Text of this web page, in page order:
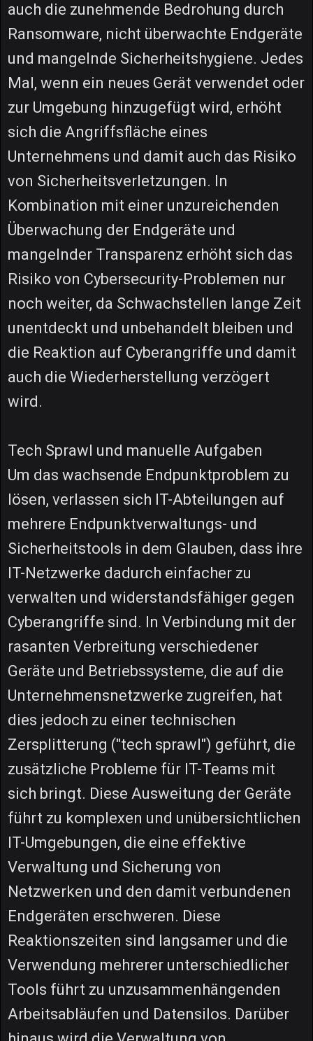
auch die zunehmende Bedrohung durch
Ransomware, nicht überwachte Endgeräte
und mangelnde Sicherheitshygiene. Jedes
Mal, wenn ein neues Gerät verwendet oder
zur Umgebung hinzugefügt wird, erhöht
sich die Angriffsfläche eines
Unternehmens und damit auch das Risiko
von Sicherheitsverletzungen. In
Kombination mit einer unzureichenden
Überwachung der Endgeräte und
mangelnder Transparenz erhöht sich das
Risiko von Cybersecurity-Problemen nur
noch weiter, da Schwachstellen lange Zeit
unentdeckt und unbehandelt bleiben und
die Reaktion auf Cyberangriffe und damit
auch die Wiederherstellung verzögert
wird.
Tech Sprawl und manuelle Aufgaben
Um das wachsende Endpunktproblem zu
lösen, verlassen sich IT-Abteilungen auf
mehrere Endpunktverwaltungs- und
Sicherheitstools in dem Glauben, dass ihre
IT-Netzwerke dadurch einfacher zu
verwalten und widerstandsfähiger gegen
Cyberangriffe sind. In Verbindung mit der
rasanten Verbreitung verschiedener
Geräte und Betriebssysteme, die auf die
Unternehmensnetzwerke zugreifen, hat
dies jedoch zu einer technischen
Zersplitterung ("tech sprawl") geführt, die
zusätzliche Probleme für IT-Teams mit
sich bringt. Diese Ausweitung der Geräte
führt zu komplexen und unübersichtlichen
IT-Umgebungen, die eine effektive
Verwaltung und Sicherung von
Netzwerken und den damit verbundenen
Endgeräten erschweren. Diese
Reaktionszeiten sind langsamer und die
Verwendung mehrerer unterschiedlicher
Tools führt zu unzusammenhängenden
Arbeitsabläufen und Datensilos. Darüber